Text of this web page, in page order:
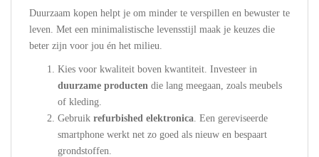
Duurzaam kopen helpt je om minder te verspillen en bewuster te
leven. Met een minimalistische levensstijl maak je keuzes die
beter zijn voor jou én het milieu.
Kies voor kwaliteit boven kwantiteit. Investeer in
duurzame producten die lang meegaan, zoals meubels
of kleding.
Gebruik refurbished elektronica . Een gereviseerde
smartphone werkt net zo goed als nieuw en bespaart
grondstoffen.